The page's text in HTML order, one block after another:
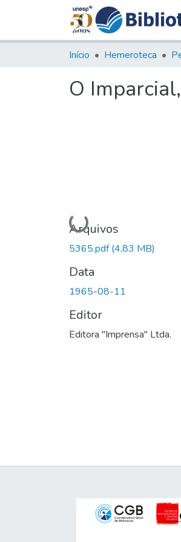
Início Hemeroteca
O
Carregando...
Arquivos
5365.pdf(4,83 MB)
Data
1965-08-11
Editor
Editora "Imprensa" Ltda.